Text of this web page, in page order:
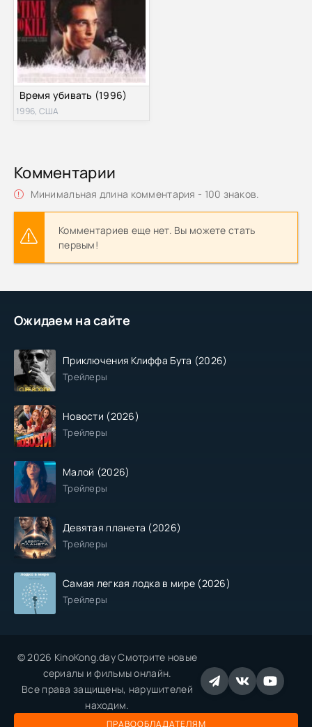
Ожидаем на сайте
Приключения Клиффа Бута (2026)
Трейлеры
Новости (2026)
Трейлеры
Малой (2026)
Трейлеры
Девятая планета (2026)
Трейлеры
Самая легкая лодка в мире (2026)
Трейлеры
Время убивать (1996)
1996, США
Комментарии
Минимальная длина комментария - 100 знаков.
Комментариев еще нет. Вы можете стать
первым!
© 2026 KinoKong.day Смотрите новые
сериалы и фильмы онлайн.
Все права защищены, нарушителей
находим.
ПРАВООБЛАДАТЕЛЯМ